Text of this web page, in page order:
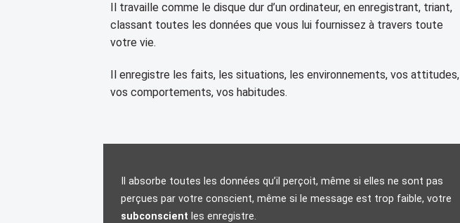
Il travaille comme le disque dur d’un ordinateur, en enregistrant, triant,
classant toutes les données que vous lui fournissez à travers toute
votre vie.
Il enregistre les faits, les situations, les environnements, vos attitudes,
vos comportements, vos habitudes.
Il absorbe toutes les données qu’il perçoit, même si elles ne sont pas
perçues par votre conscient, même si le message est trop faible, votre
subconscient les enregistre.